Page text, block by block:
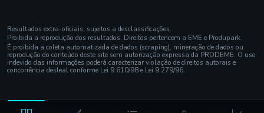
Resultados extra-oficiais, sujeitos a desclassificações.
Proibida a reprodução dos resultados. Direitos pertencem a EME e Produpark.
É proibida a coleta automatizada de dados (scraping), mineração de dados ou
reprodução do conteúdo deste site sem autorização expressa da PRODEME. O uso
indevido das informações poderá caracterizar violação de direitos autorais e
concorrência desleal conforme Lei 9.610/98 e Lei 9.279/96.